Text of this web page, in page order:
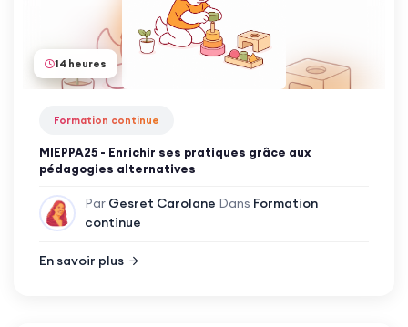
14 heures
Formation continue
MIEPPA25 - Enrichir ses pratiques grâce aux
pédagogies alternatives
Par Gesret Carolane Dans Formation
continue
En savoir plus